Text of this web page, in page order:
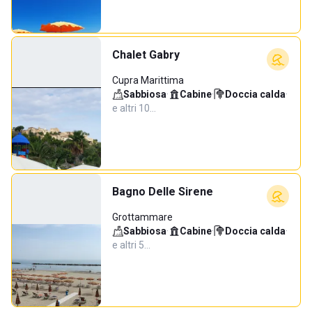
Chalet Gabry
Cupra Marittima
Sabbiosa· Cabine· Doccia calda·
e altri 10…
Bagno Delle Sirene
Grottammare
Sabbiosa· Cabine· Doccia calda·
e altri 5…